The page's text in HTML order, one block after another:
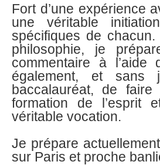
Fort d’une expérience
une véritable
spécifiques de
philosophie, je
commentaire à l’aide
également, et sans
baccalauréat, de
formation de l’esprit
véritable vocation.
Je prépare
sur Paris et proche